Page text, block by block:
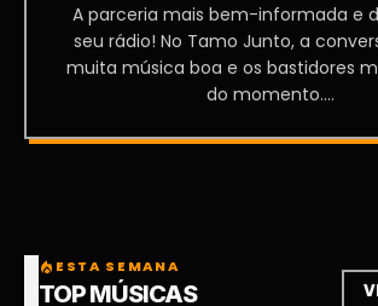
A parceria mais bem-informada e
seu rádio! No Tamo Junto, a
muita música boa e os bastidores
do momento....
local_fire_department ESTA SEMANA
TOP MÚSICAS